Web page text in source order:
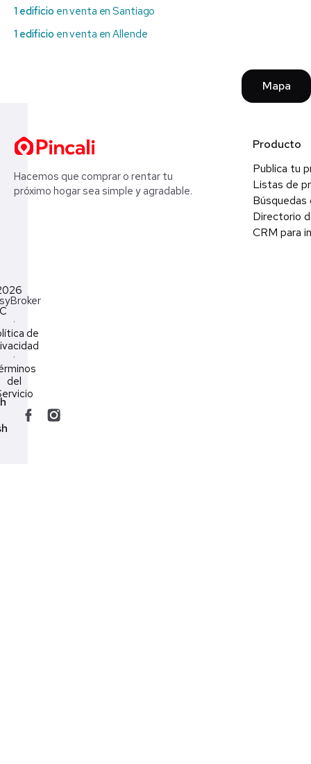
1 edificio en venta en Santiago
1 edificio en venta en Allende
Mapa
Hacemos que comprar o rentar tu
próximo hogar sea simple y agradable.
Producto
Publica tu
Listas de
Búsquedas
Directorio
CRM para
·
de
·
del